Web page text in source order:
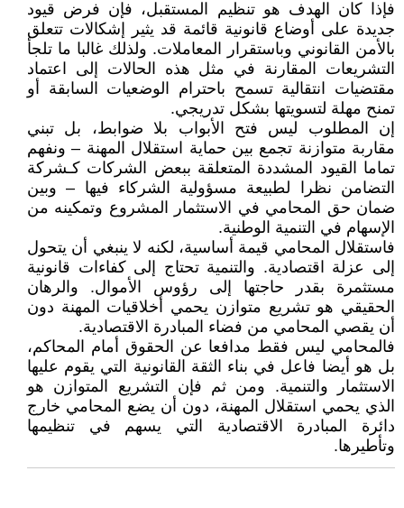
فإذا كان الهدف هو تنظيم المستقبل، فإن فرض قيود
جديدة على أوضاع قانونية قائمة قد يثير إشكالات تتعلق
بالأمن القانوني وباستقرار المعاملات. ولذلك غالبا ما تلجأ
التشريعات المقارنة في مثل هذه الحالات إلى اعتماد
مقتضيات انتقالية تسمح باحترام الوضعيات السابقة أو
تمنح مهلة لتسويتها بشكل تدريجي.
إن المطلوب ليس فتح الأبواب بلا ضوابط، بل تبني
مقاربة متوازنة تجمع بين حماية استقلال المهنة – ونفهم
تماما القيود المشددة المتعلقة ببعض الشركات كـشركة
التضامن نظرا لطبيعة مسؤولية الشركاء فيها – وبين
ضمان حق المحامي في الاستثمار المشروع وتمكينه من
الإسهام في التنمية الوطنية.
فاستقلال المحامي قيمة أساسية، لكنه لا ينبغي أن يتحول
إلى عزلة اقتصادية. والتنمية تحتاج إلى كفاءات قانونية
مستثمرة بقدر حاجتها إلى رؤوس الأموال. والرهان
الحقيقي هو تشريع متوازن يحمي أخلاقيات المهنة دون
أن يقصي المحامي من فضاء المبادرة الاقتصادية.
فالمحامي ليس فقط مدافعا عن الحقوق أمام المحاكم،
بل هو أيضا فاعل في بناء الثقة القانونية التي يقوم عليها
الاستثمار والتنمية. ومن ثم فإن التشريع المتوازن هو
الذي يحمي استقلال المهنة، دون أن يضع المحامي خارج
دائرة المبادرة الاقتصادية التي يسهم في تنظيمها
وتأطيرها.